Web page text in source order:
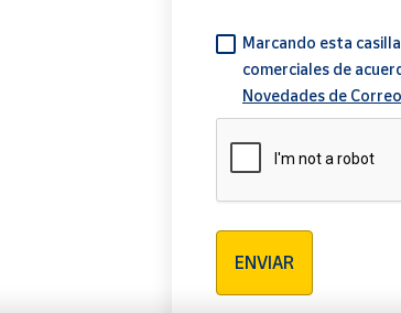
Marcando esta
comerciales de
Novedades de
ENVIAR